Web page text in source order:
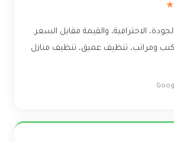
الاحترافية، والقيمة مقابل السعر.
ومراتب، تنظيف عميق، تنظيف منازل